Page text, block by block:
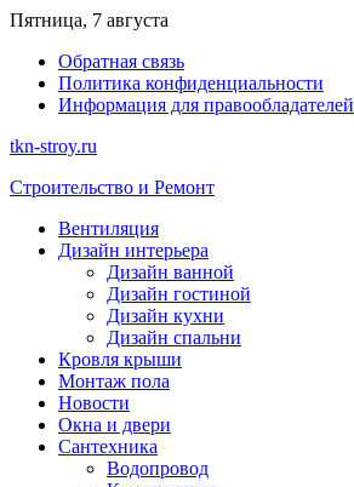
Перейти
содержимому
Пятница, 7 августа
Обратная связь
Политика конфиденциальности
Информация для правообладателей
tkn-stroy.ru
Строительство и Ремонт
Вентиляция
Дизайн интерьера
Дизайн ванной
Дизайн гостиной
Дизайн кухни
Дизайн спальни
Кровля крыши
Монтаж пола
Новости
Окна и двери
Сантехника
Водопровод